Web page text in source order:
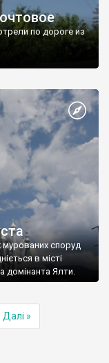
по дороге из
мурованих споруд
в місті
домінанта Ялти.
Далі »